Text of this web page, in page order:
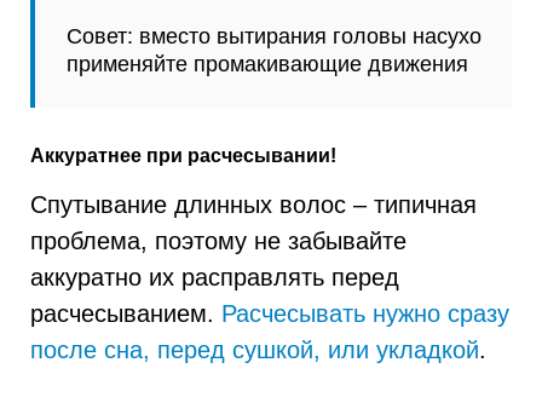
Совет: вместо вытирания головы насухо
применяйте промакивающие движения
Аккуратнее при расчесывании!
Спутывание длинных волос – типичная
проблема, поэтому не забывайте
аккуратно их расправлять перед
расчесыванием. Расчесывать нужно сразу
после сна, перед сушкой, или укладкой.